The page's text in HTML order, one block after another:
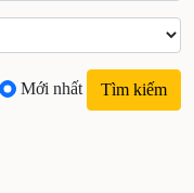
Mới nhất Tìm kiếm